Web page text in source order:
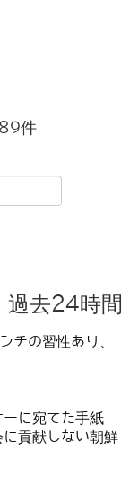
件
去24時間
の習性あり、
ーに宛てた手紙
貢献しない朝鮮